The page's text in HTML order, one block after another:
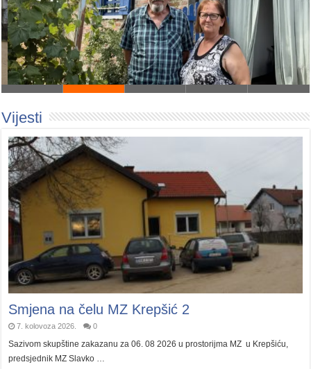
Smiljan Šokić iz Vidovica: Sela mi nikad nije dosta, a mali
poljoprivrednici prepušteni su sami sebi
Vijesti
Smjena na čelu MZ Krepšić 2
7. kolovoza 2026. 0
Sazivom skupštine zakazanu za 06. 08 2026 u prostorijma MZ u Krepšiću,
predsjednik MZ Slavko …